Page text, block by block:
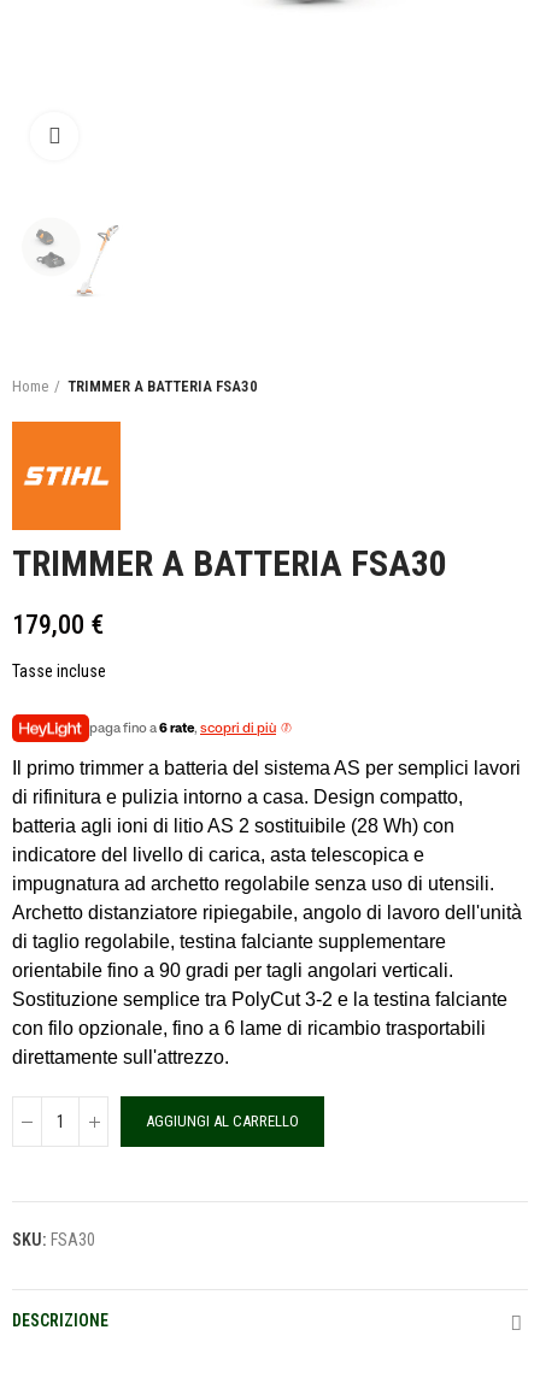
Home TRIMMER A BATTERIA FSA30
TRIMMER A BATTERIA FSA30
179,00 €
Tasse incluse
paga fino a6 rate, scopri di più
Il primo trimmer a batteria del sistema AS per semplici lavori
di rifinitura e pulizia intorno a casa. Design compatto,
batteria agli ioni di litio AS 2 sostituibile (28 Wh) con
indicatore del livello di carica, asta telescopica e
impugnatura ad archetto regolabile senza uso di utensili.
Archetto distanziatore ripiegabile, angolo di lavoro dell'unità
di taglio regolabile, testina falciante supplementare
orientabile fino a 90 gradi per tagli angolari verticali.
Sostituzione semplice tra PolyCut 3-2 e la testina falciante
con filo opzionale, fino a 6 lame di ricambio trasportabili
direttamente sull'attrezzo.
AGGIUNGI AL CARRELLO
SKU: FSA30
DESCRIZIONE